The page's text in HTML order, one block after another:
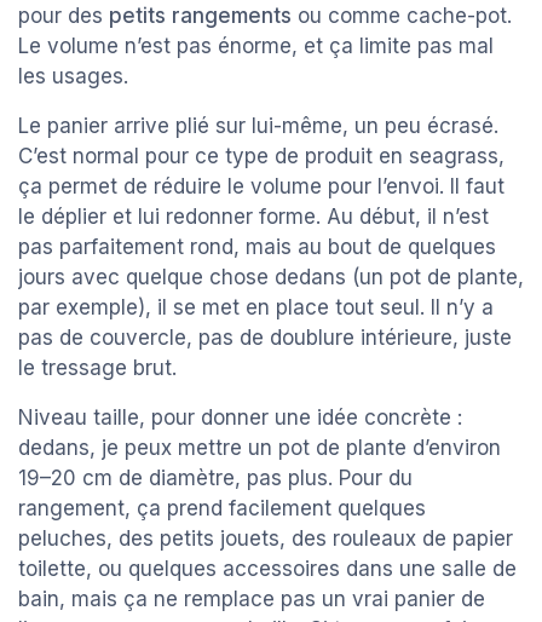
pour des petits rangements ou comme cache-pot.
Le volume n’est pas énorme, et ça limite pas mal
les usages.
Le panier arrive plié sur lui-même, un peu écrasé.
C’est normal pour ce type de produit en seagrass,
ça permet de réduire le volume pour l’envoi. Il faut
le déplier et lui redonner forme. Au début, il n’est
pas parfaitement rond, mais au bout de quelques
jours avec quelque chose dedans (un pot de plante,
par exemple), il se met en place tout seul. Il n’y a
pas de couvercle, pas de doublure intérieure, juste
le tressage brut.
Niveau taille, pour donner une idée concrète :
dedans, je peux mettre un pot de plante d’environ
19–20 cm de diamètre, pas plus. Pour du
rangement, ça prend facilement quelques
peluches, des petits jouets, des rouleaux de papier
toilette, ou quelques accessoires dans une salle de
bain, mais ça ne remplace pas un vrai panier de